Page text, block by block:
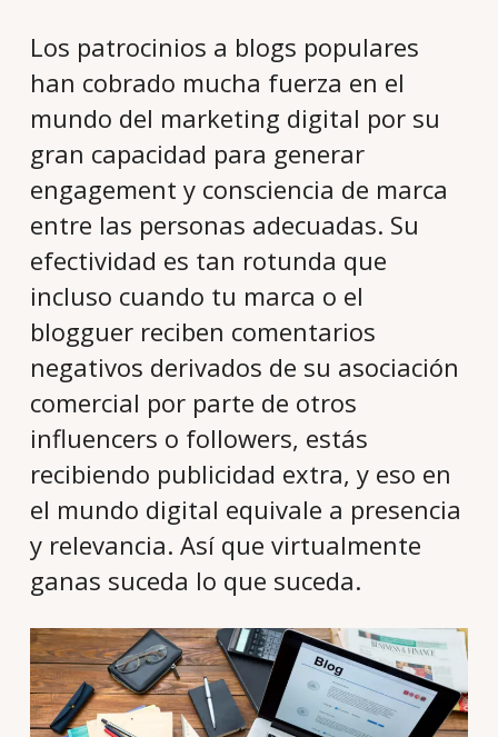
Los patrocinios a blogs populares
han cobrado mucha fuerza en el
mundo del marketing digital por su
gran capacidad para generar
engagement y consciencia de marca
entre las personas adecuadas. Su
efectividad es tan rotunda que
incluso cuando tu marca o el
blogguer reciben comentarios
negativos derivados de su asociación
comercial por parte de otros
influencers o followers, estás
recibiendo publicidad extra, y eso en
el mundo digital equivale a presencia
y relevancia. Así que virtualmente
ganas suceda lo que suceda.